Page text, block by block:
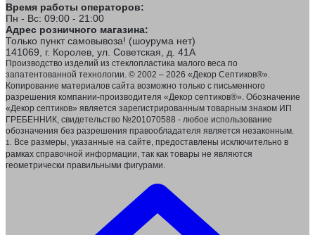
Время работы операторов:
Пн - Вс: 09:00 - 21:00
Адрес розничного магазина:
Только пункт самовывоза! (шоурума нет)
141069, г. Королев, ул. Советская, д. 41А
Производство изделий из стеклопластика малого веса по
запатентованной технологии. © 2002 – 2026 «Декор Септиков®».
Копирование материалов сайта возможно только с письменного
разрешения компании-производителя «Декор септиков®». Обозначение
«Декор септиков» является зарегистрированным товарным знаком ИП
ГРЕБЕННИК, свидетельство №201070588 - любое использование
обозначения без разрешения правообладателя является незаконным.
1.
Все размеры, указанные на сайте, предоставлены исключительно в
рамках справочной информации, так как товары не являются
геометрически правильными фигурами.